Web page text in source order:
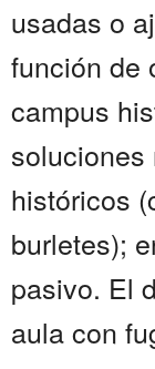
usadas o
función de
campus
históricos
burletes);
pasivo. El
aula con